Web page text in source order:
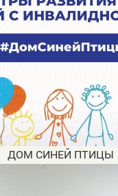
ДОМ СИНЕЙ ПТИЦЫ